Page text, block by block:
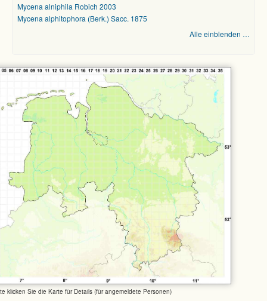
Mycena alniphila Robich 2003
Mycena alphitophora (Berk.) Sacc. 1875
Alle einblenden …
klicken Sie die Karte für Details (für angemeldete Personen)